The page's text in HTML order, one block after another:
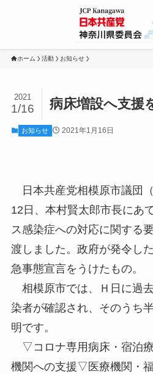
ホーム 活動 お知らせ
病床増設へ支援
2021
1/16
お知らせ 2021年1月16日
日本共産党相模原市議団
12日、本村賢太郎市長にあ
ス感染症への対応に関する
渡しました。政府が発令し
急事態宣言をうけたもの。
相模原市では、Ｈ日に過
染者が確認され、そのうち
明です。
▽コロナ専用病床・宿泊
機関への支援▽医療機関・